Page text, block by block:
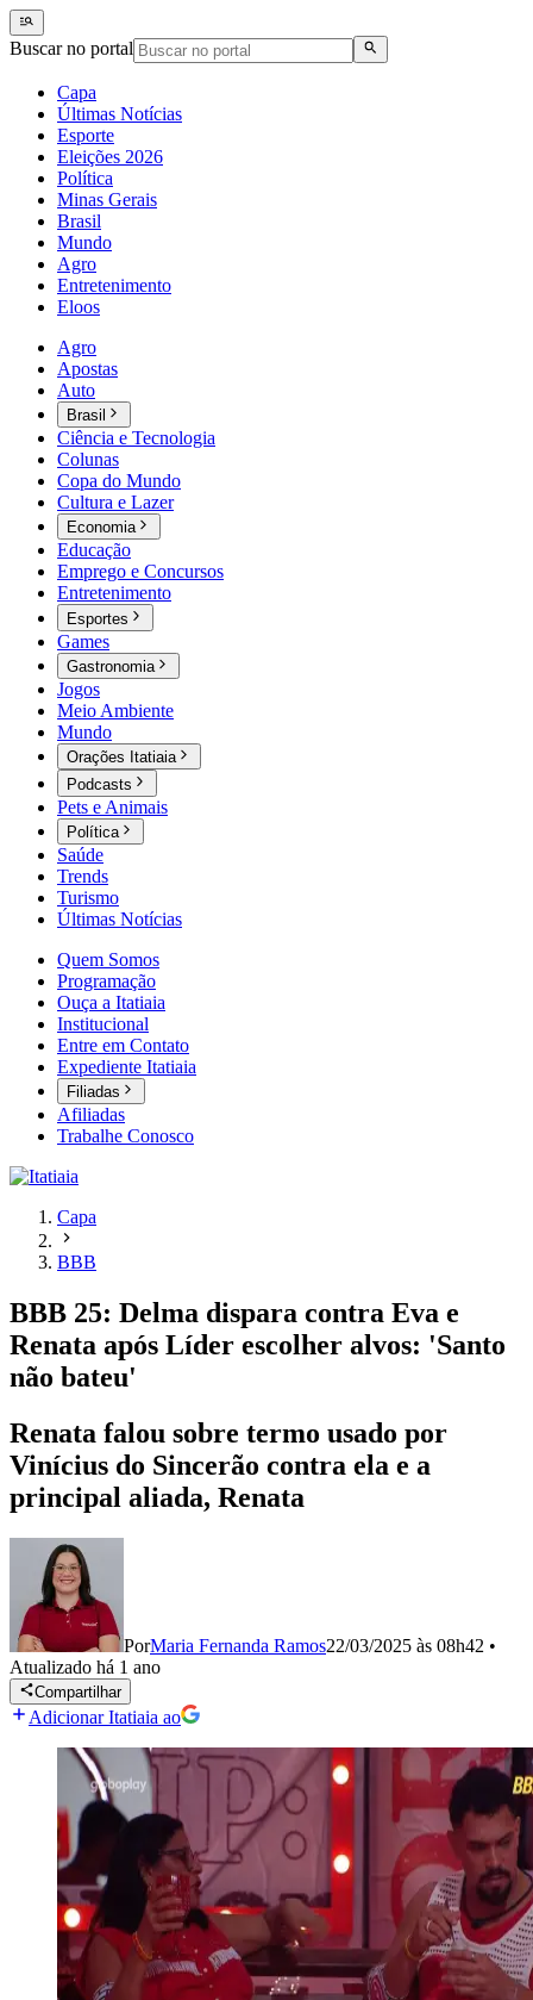
Buscar no portal
Capa
Últimas Notícias
Esporte
Eleições 2026
Política
Minas Gerais
Brasil
Mundo
Agro
Entretenimento
Eloos
Agro
Apostas
Auto
Brasil
Ciência e Tecnologia
Colunas
Copa do Mundo
Cultura e Lazer
Economia
Educação
Emprego e Concursos
Entretenimento
Esportes
Games
Gastronomia
Jogos
Meio Ambiente
Mundo
Orações Itatiaia
Podcasts
Pets e Animais
Política
Saúde
Trends
Turismo
Últimas Notícias
Quem Somos
Programação
Ouça a Itatiaia
Institucional
Entre em Contato
Expediente Itatiaia
Filiadas
Afiliadas
Trabalhe Conosco
Capa
BBB
BBB 25: Delma dispara contra Eva e
Renata após Líder escolher alvos: 'Santo
não bateu'
Renata falou sobre termo usado por
Vinícius do Sincerão contra ela e a
principal aliada, Renata
PorMaria Fernanda Ramos22/03/2025 às 08h42 •
Atualizado há 1 ano
Compartilhar
Adicionar Itatiaia ao